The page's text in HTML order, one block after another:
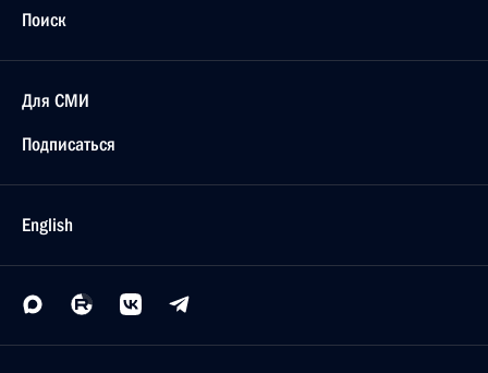
Поиск
Для СМИ
Подписаться
English